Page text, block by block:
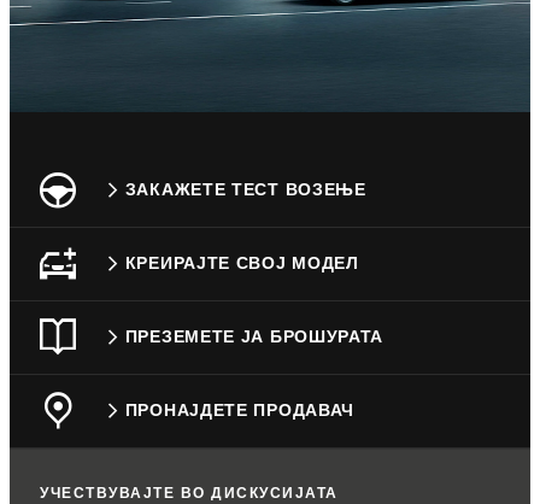
ЗАКАЖЕТЕ ТЕСТ ВОЗЕЊЕ
КРЕИРАЈТЕ СВОЈ МОДЕЛ
ПРЕЗЕМЕТЕ ЈА БРОШУРАТА
ПРОНАЈДЕТЕ ПРОДАВАЧ
УЧЕСТВУВАЈТЕ ВО ДИСКУСИЈАТА